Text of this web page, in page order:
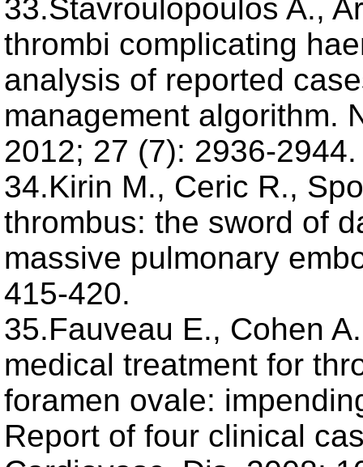
33.Stavroulopoulos A.,
thrombi complicating
analysis of reported
management algorithm.
2012; 27 (7): 2936-2944.
34.Kirin M., Ceric R.,
thrombus: the sword of
massive pulmonary
415-420.
35.Fauveau E., Cohen
medical treatment for
foramen ovale:
Report of four clinical